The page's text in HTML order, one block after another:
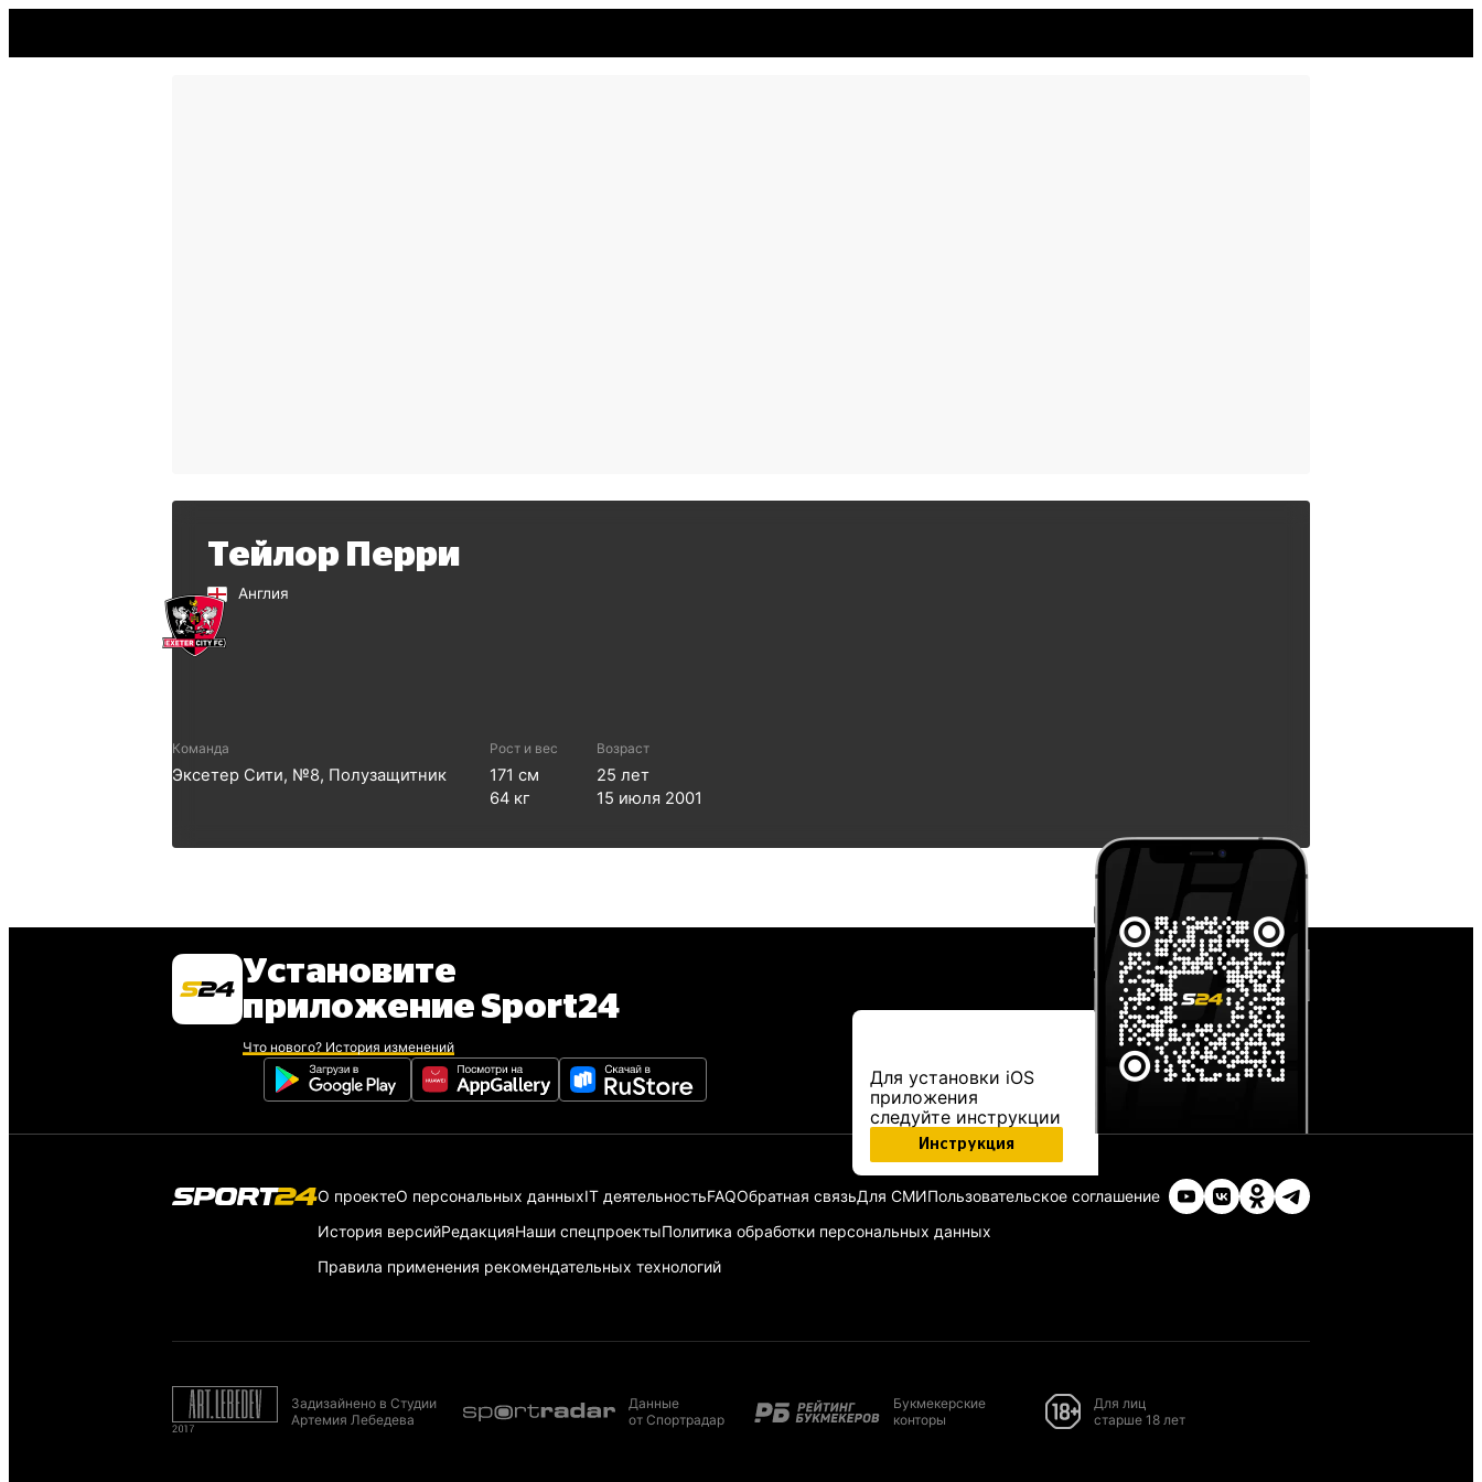
Тейлор Перри
Англия
Команда
Эксетер Сити, №8, Полузащитник
Рост и вес
171 см
64 кг
Возраст
25 лет
15 июля 2001
Установите
приложение Sport24
Что нового? История изменений
Для установки iOS
приложения
следуйте инструкции
Инструкция
О проектеО персональных данныхIT деятельностьFAQОбратная связьДля СМИПользовательское соглашение
История версийРедакцияНаши спецпроектыПолитика обработки персональных данных
Правила применения рекомендательных технологий
Задизайнено в Студии
Артемия Лебедева
Данные
от Спортрадар
Букмекерские
конторы
Для лиц
старше 18 лет